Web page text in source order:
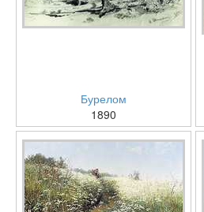
Бурелом
1890